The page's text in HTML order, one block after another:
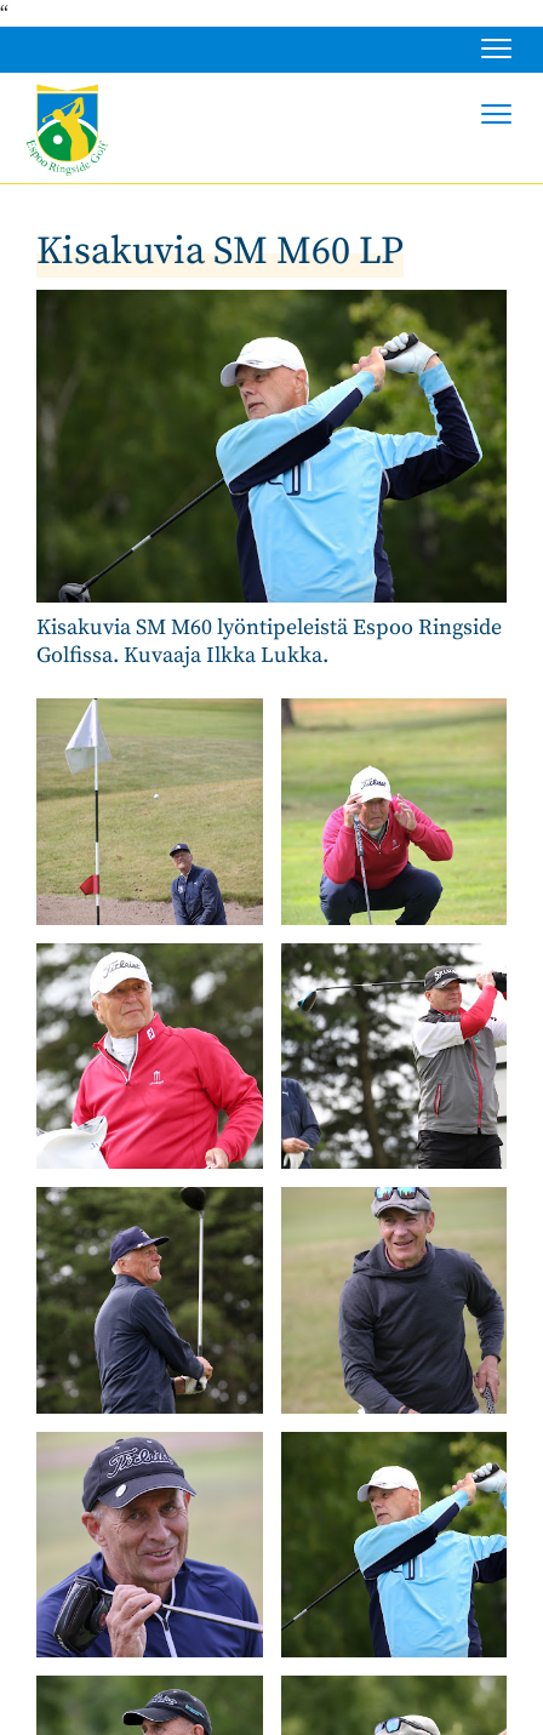
“
Kisakuvia SM M60 LP
Kisakuvia SM M60 lyöntipeleistä Espoo Ringside
Golfissa. Kuvaaja Ilkka Lukka.